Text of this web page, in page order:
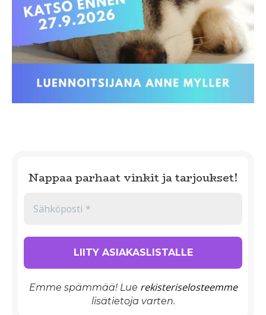
Nappaa parhaat vinkit ja tarjoukset!
Emme spämmää! Lue rekisteriselosteemme
lisätietoja varten.